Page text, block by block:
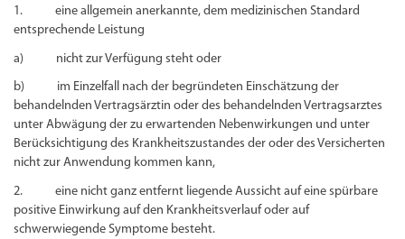
1. eine allgemein anerkannte, dem medizinischen Standard
entsprechende Leistung
a) nicht zur Verfügung steht oder
b) im Einzelfall nach der begründeten Einschätzung der
behandelnden Vertragsärztin oder des behandelnden Vertragsarztes
unter Abwägung der zu erwartenden Nebenwirkungen und unter
Berücksichtigung des Krankheitszustandes der oder des Versicherten
nicht zur Anwendung kommen kann,
2. eine nicht ganz entfernt liegende Aussicht auf eine spürbare
positive Einwirkung auf den Krankheitsverlauf oder auf
schwerwiegende Symptome besteht.